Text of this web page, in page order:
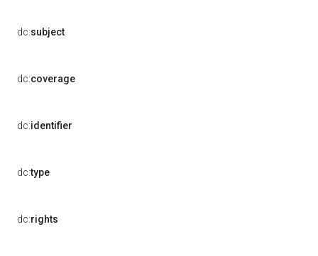
dc:subject
dc:coverage
dc:identifier
dc:type
dc:rights